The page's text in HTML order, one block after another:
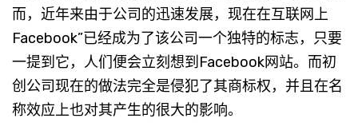
而，近年来由于公司的迅速发展，现在在互联网上
Facebook”已经成为了该公司一个独特的标志，只要
一提到它，人们便会立刻想到Facebook网站。而初
创公司现在的做法完全是侵犯了其商标权，并且在名
称效应上也对其产生的很大的影响。